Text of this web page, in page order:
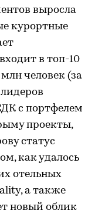
выросла
курортные
в топ-10
человек (за
с портфелем
проекты,
статус
как удалось
отельных
а также
новый облик